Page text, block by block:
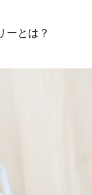
ーとは？